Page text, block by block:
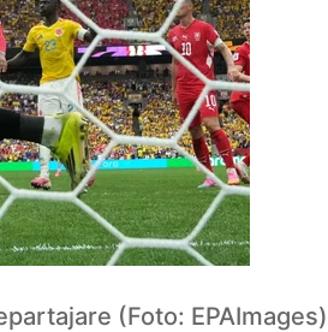
(Foto: EPAImages)